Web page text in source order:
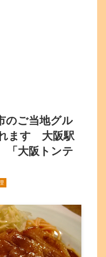
のご当地グル
ます 大阪駅
大阪トンテ